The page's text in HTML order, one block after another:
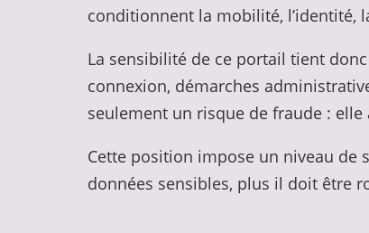
conditionnent la mobilité, l’identité,
La sensibilité de ce portail tient
connexion, démarches
seulement un risque de fraude :
Cette position impose un niveau de
données sensibles, plus il doit être